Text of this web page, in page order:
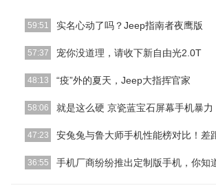
59:51 实名心动了吗？Jeep指南者夜鹰版
哇哦、omg、房子塌了习惯在家宅，成了疫情带来的
57:37 宠你没道理，请收下新自由光2.0T
十年同行，十年征程广汽菲克与你一起出发、一起创
48:13 “疫”外的夏天，Jeep大指挥官家
复工那么久也没把握住五一小长假想要出门疫情却没
58:06 就是这么硬 京瓷蓝宝石屏幕手机暴力
安锋网 8 月 6 日消息，上个星期我们曾经报道过，京
47:23 安兔兔与鲁大师手机性能榜对比！差
安兔兔和鲁大师是国内权威手机测评平台，但安兔兔
36:55 手机厂商纷纷推出定制版手机，你知